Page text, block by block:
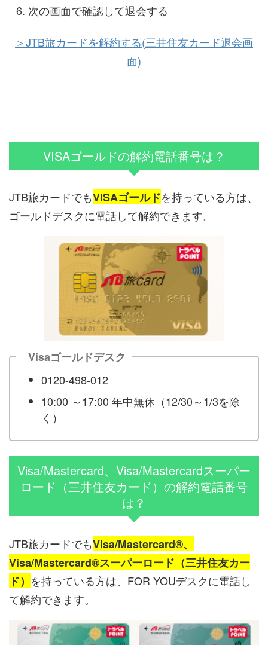
次の画面で確認して退会する
＞JTB旅カードを解約する(三井住友カード退会画
面)
VISAゴールドの解約電話番号は？
JTB旅カードでもVISAゴールドを持っている方は、
ゴールドデスクに電話して解約できます。
Visaゴールドデスク
0120-498-012
10:00 ～17:00 年中無休（12/30～1/3を除
く）
Visa/Mastercard、Visa/Mastercardスーパー
ロード（三井住友カード）の解約電話番号
は？
JTB旅カードでもVisa/Mastercard®、
Visa/Mastercard®スーパーロード（三井住友カー
ド） を持っている方は、FOR YOUデスクに電話し
て解約できます。